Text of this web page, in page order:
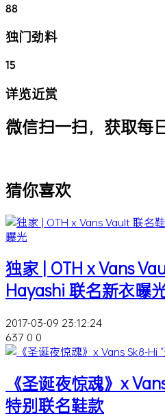
88
独门劲料
15
详览近赏
微信扫一扫，获取每
猜你喜欢
独家 | OTH x Vans
Hayashi 联名新衣曝
2017-03-09 23:12:24
637 0 0
《圣诞夜惊魂》x
特别联名鞋款